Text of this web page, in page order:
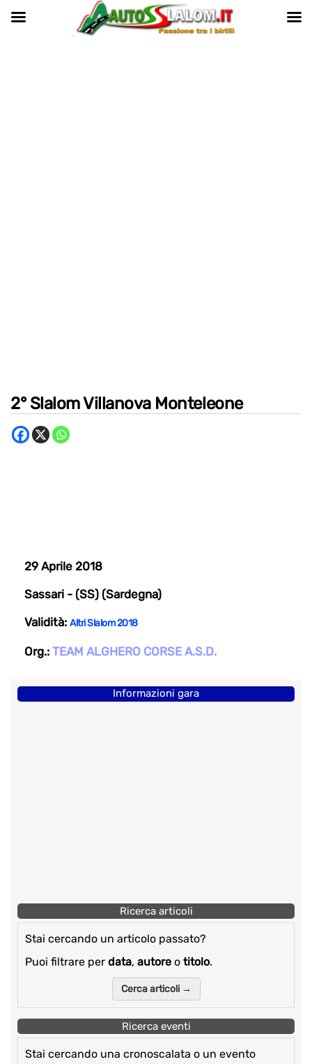
2° Slalom Villanova Monteleone
29 Aprile 2018
Sassari - (SS) (Sardegna)
Validità: Altri Slalom 2018
Org.: TEAM ALGHERO CORSE A.S.D.
Informazioni gara
Ricerca articoli
Stai cercando un articolo passato?
Puoi filtrare per data, autore o titolo.
Cerca articoli →
Ricerca eventi
Stai cercando una cronoscalata o un evento